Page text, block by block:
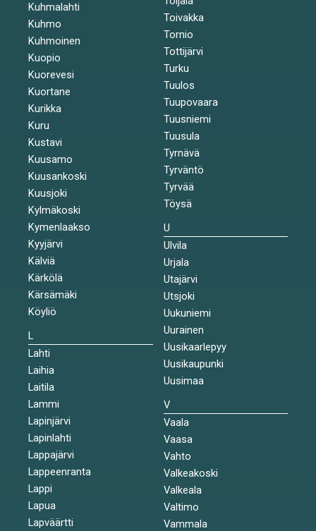
Kuhmalahti
Kuhmo
Kuhmoinen
Kuopio
Kuorevesi
Kuortane
Kurikka
Kuru
Kustavi
Kuusamo
Kuusankoski
Kuusjoki
Kylmäkoski
Kymenlaakso
Kyyjärvi
Kälviä
Kärkölä
Kärsämäki
Köyliö
L
Lahti
Laihia
Laitila
Lammi
Lapinjärvi
Lapinlahti
Lappajärvi
Lappeenranta
Lappi
Lapua
Lapväärtti
Toivakka
Tornio
Tottijärvi
Turku
Tuulos
Tuupovaara
Tuusniemi
Tuusula
Tyrnävä
Tyrväntö
Tyrvää
Töysä
U
Ulvila
Urjala
Utajärvi
Utsjoki
Uukuniemi
Uurainen
Uusikaarlepyy
Uusikaupunki
Uusimaa
V
Vaala
Vaasa
Vahto
Valkeakoski
Valkeala
Valtimo
Vammala